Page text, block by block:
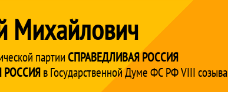
партии СПРАВЕДЛИВАЯ РОССИЯ
РОССИЯв Государственной Думе ФС РФ VIII созыва